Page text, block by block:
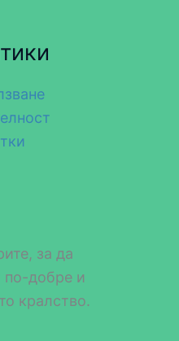
за да
по-добре и
кралство.